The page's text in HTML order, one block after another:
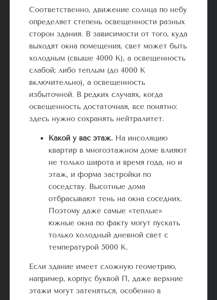
Соответственно, движение солнца по небу
определяет степень освещенности разных
сторон здания. В зависимости от того, куда
выходят окна помещения, свет может быть
холодным (свыше 4000 К), а освещенность
слабой; либо теплым (до 4000 К
включительно), а освещенность
избыточной. В редких случаях, когда
освещенность достаточная, все понятно:
здесь нужно сохранять нейтралитет.
Какой у вас этаж. На инсоляцию
квартир в многоэтажном доме влияют
не только широта и время года, но и
этаж, и форма застройки по
соседству. Высотные дома
отбрасывают тень на окна соседних.
Поэтому даже самые «теплые»
южные окна по факту могут пускать
только холодный дневной свет с
температурой 5000 К.
Если здание имеет сложную геометрию,
например, корпус буквой П, даже верхние
этажи могут затеняться, особенно в